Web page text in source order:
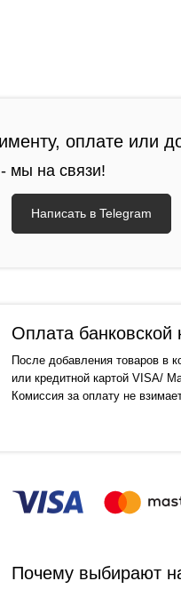
оплате или
мы на связи!
Написать в Telegram
Оплата банковской
После добавления товаров в
или кредитной картой VISA/
Комиссия за оплату не
Почему выбирают